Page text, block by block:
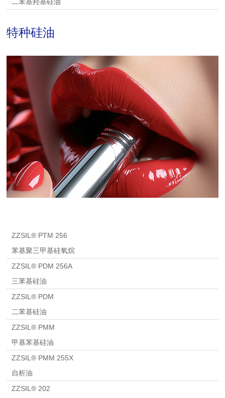
特种硅油
ZZSIL® PTM 256
苯基聚三甲基硅氧烷
ZZSIL® PDM 256A
三苯基硅油
ZZSIL® PDM
二苯基硅油
ZZSIL® PMM
甲基苯基硅油
ZZSIL® PMM 255X
自析油
ZZSIL® 202